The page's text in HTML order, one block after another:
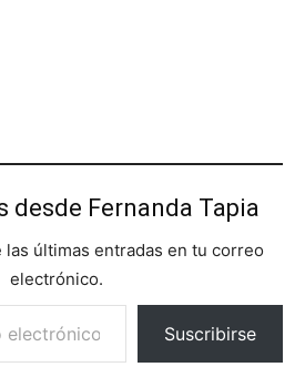
desde Fernanda Tapia
últimas entradas en tu correo
electrónico.
Suscribirse